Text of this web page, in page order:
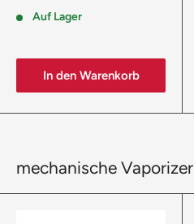
Auf Lager
In den Warenkorb
mechanische Vaporizer